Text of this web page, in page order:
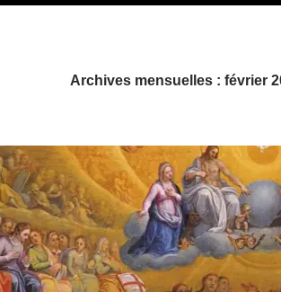
Archives mensuelles : février